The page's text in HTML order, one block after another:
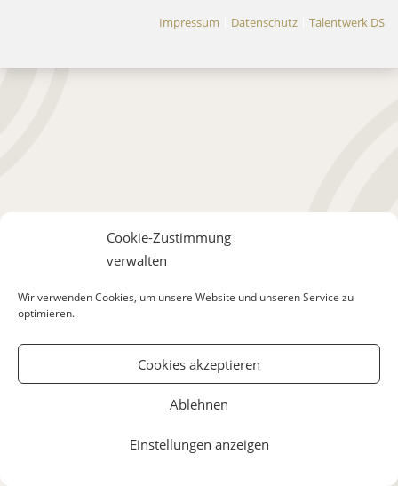
Cookie-Zustimmung
verwalten
Wir verwenden Cookies, um unsere Website und unseren Service zu
optimieren.
Cookies akzeptieren
Ablehnen
Einstellungen anzeigen
Impressum Datenschutz Talentwerk DS